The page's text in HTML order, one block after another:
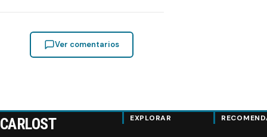
Ver comentarios
CARLOST EXPLORAR